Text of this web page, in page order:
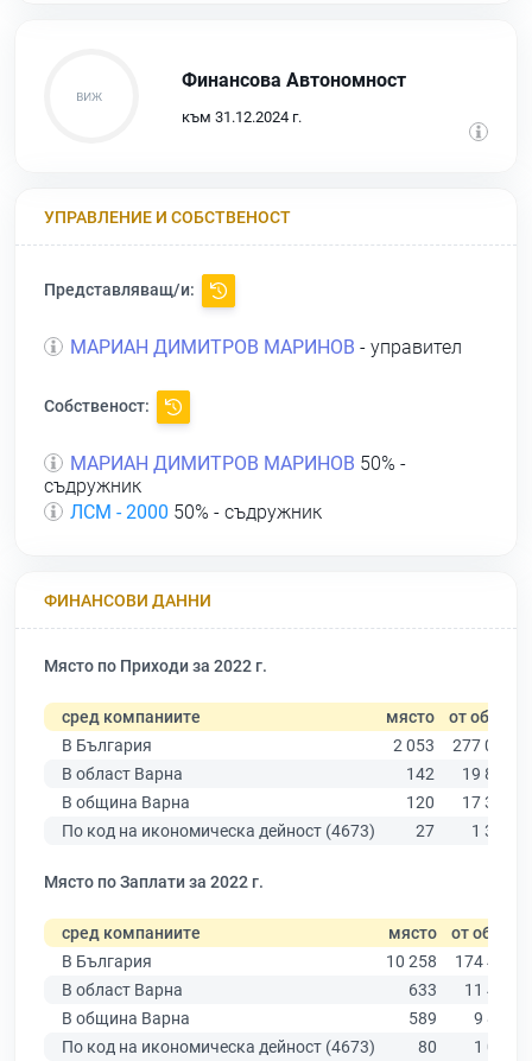
Финансова Автономност
към 31.12.2024 г.
УПРАВЛЕНИЕ И СОБСТВЕНОСТ
Представляващ/и:
МАРИАН ДИМИТРОВ МАРИНОВ - управител
Собственост:
МАРИАН ДИМИТРОВ МАРИНОВ 50% -
съдружник
ЛСМ - 2000 50% - съдружник
ФИНАНСОВИ ДАННИ
Място по Приходи за 2022 г.
сред компаниите място от общо
В България
2 053
277 019
В област Варна
142
19 882
В община Варна
120
17 349
По код на икономическа дейност (4673)
27 1 350
Място по Заплати за 2022 г.
сред компаниите място от общо
В България
10 258
174 403
В област Варна
633
11 437
В община Варна
589
9 876
По код на икономическа дейност (4673)
80 1 002